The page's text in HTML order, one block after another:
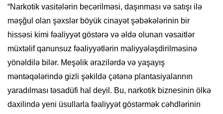
“Narkotik vasitələrin becərilməsi, daşınması və satışı ilə
məşğul olan şəxslər böyük cinayət şəbəkələrinin bir
hissəsi kimi fəaliyyət göstərə və əldə olunan vəsaitlər
müxtəlif qanunsuz fəaliyyətlərin maliyyələşdirilməsinə
yönəldilə bilər. Meşəlik ərazilərdə və yaşayış
məntəqələrində gizli şəkildə çətənə plantasiyalarının
yaradılması təsadüfi hal deyil. Bu, narkotik biznesinin ölkə
daxilində yeni üsullarla fəaliyyət göstərmək cəhdlərinin